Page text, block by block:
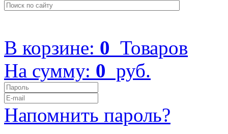
В корзине: 0 Товаров
На сумму: 0 руб.
Напомнить пароль?